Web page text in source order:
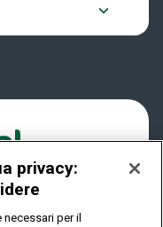
privacy:
per il